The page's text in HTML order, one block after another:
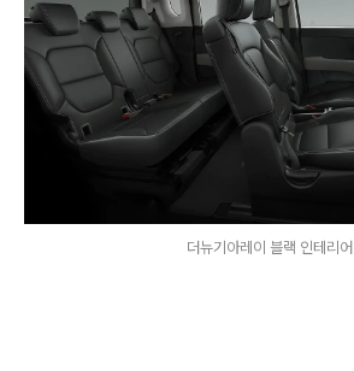
더뉴기아레이 블랙 인테리어